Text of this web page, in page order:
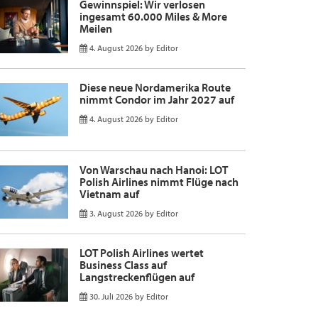
Gewinnspiel: Wir verlosen
ingesamt 60.000 Miles & More
Meilen
4. August 2026 by Editor
Diese neue Nordamerika Route
nimmt Condor im Jahr 2027 auf
4. August 2026 by Editor
Von Warschau nach Hanoi: LOT
Polish Airlines nimmt Flüge nach
Vietnam auf
3. August 2026 by Editor
LOT Polish Airlines wertet
Business Class auf
Langstreckenflügen auf
30. Juli 2026 by Editor